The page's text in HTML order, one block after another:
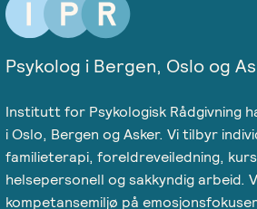
Psykolog i Bergen, Oslo og
Institutt for Psykologisk Rådgivning
i Oslo, Bergen og Asker. Vi tilbyr
familieterapi, foreldreveiledning,
helsepersonell og sakkyndig arbeid.
kompetansemiljø på